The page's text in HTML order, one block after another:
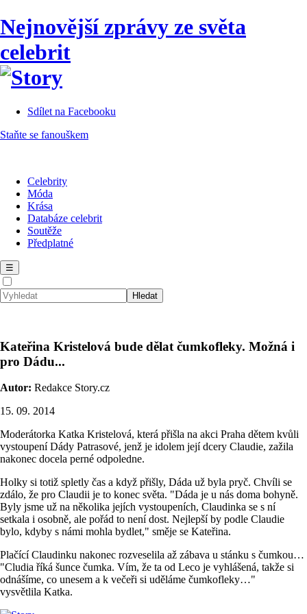
Nejnovější zprávy ze světa
celebrit
Sdílet na Facebooku
Staňte se fanouškem
Celebrity
Móda
Krása
Databáze celebrit
Soutěže
Předplatné
☰
Kateřina Kristelová bude dělat čumkofleky. Možná i
pro Dádu...
Autor: Redakce Story.cz
15. 09. 2014
Moderátorka Katka Kristelová, která přišla na akci Praha dětem kvůli
vystoupení Dády Patrasové, jenž je idolem její dcery Claudie, zažila
nakonec docela perné odpoledne.
Holky si totiž spletly čas a když přišly, Dáda už byla pryč. Chvíli se
zdálo, že pro Claudii je to konec světa. "Dáda je u nás doma bohyně.
Byly jsme už na několika jejích vystoupeních, Claudinka se s ní
setkala i osobně, ale pořád to není dost. Nejlepší by podle Claudie
bylo, kdyby s námi mohla bydlet," směje se Kateřina.
Plačící Claudinku nakonec rozveselila až zábava u stánku s čumkou…
"Cludia říká šunce čumka. Vím, že ta od Leco je vyhlášená, takže si
odnášíme, co unesem a k večeři si uděláme čumkofleky…"
vysvětlila Katka.